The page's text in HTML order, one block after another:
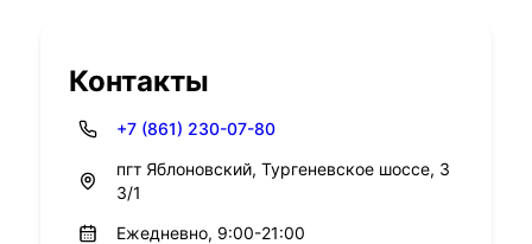
Контакты
+7 (861) 230-07-80
пгт Яблоновский, Тургеневское шоссе, 3
3/1
Ежедневно, 9:00-21:00